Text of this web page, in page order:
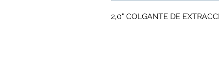
2,0" COLGANTE DE